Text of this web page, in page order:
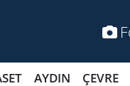
AYDIN ÇEVRE